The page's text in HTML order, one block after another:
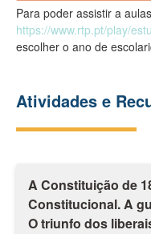
Para poder assistir a
https://www.rtp.pt/play/
escolher o ano de
Atividades e
A Constituição de
Constitucional. A
O triunfo dos